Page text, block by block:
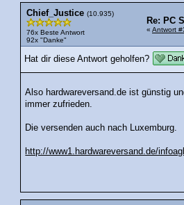
Chief_Justice (10.935)
76x Beste Antwort
92x "Danke"
Re: PC
« Antwort
Hat dir diese Antwort geholfen?
Also hardwareversand.de ist günstig
immer zufrieden.
Die versenden auch nach Luxemburg.
http://www1.hardwareversand.de/